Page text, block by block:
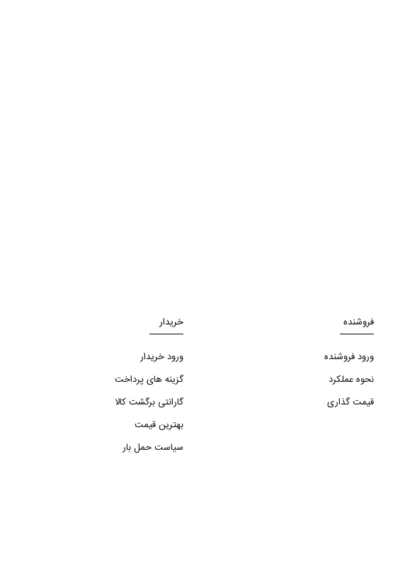
فروشنده
ورود فروشنده
نحوه عملکرد
قیمت گذاری
خریدار
ورود خریدار
گزینه های پرداخت
گارانتی برگشت کالا
بهترین قیمت
سیاست حمل بار